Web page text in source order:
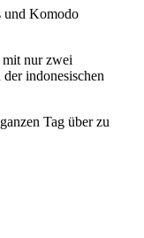
und Komodo
nur zwei
indonesischen
Tag über zu